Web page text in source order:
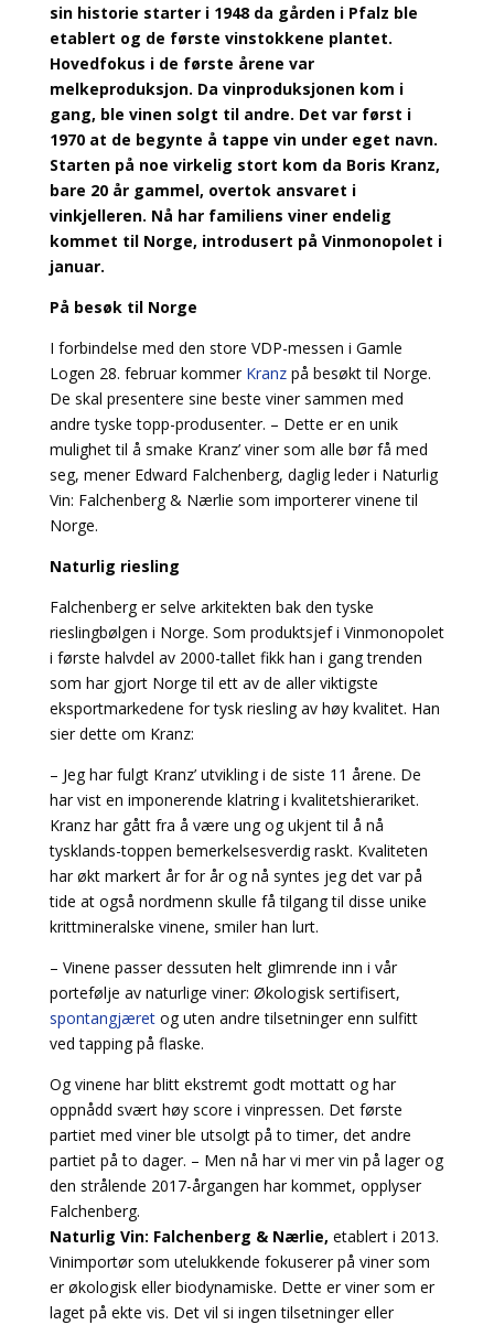
sin historie starter i 1948 da gården i Pfalz ble
etablert og de første vinstokkene plantet.
Hovedfokus i de første årene var
melkeproduksjon. Da vinproduksjonen kom i
gang, ble vinen solgt til andre. Det var først i
1970 at de begynte å tappe vin under eget navn.
Starten på noe virkelig stort kom da Boris Kranz,
bare 20 år gammel, overtok ansvaret i
vinkjelleren. Nå har familiens viner endelig
kommet til Norge, introdusert på Vinmonopolet i
januar.
På besøk til Norge
I forbindelse med den store VDP-messen i Gamle
Logen 28. februar kommer Kranzpå besøkt til Norge.
De skal presentere sine beste viner sammen med
andre tyske topp-produsenter. – Dette er en unik
mulighet til å smake Kranz’ viner som alle bør få med
seg, mener Edward Falchenberg, daglig leder i Naturlig
Vin: Falchenberg & Nærlie som importerer vinene til
Norge.
Naturlig riesling
Falchenberg er selve arkitekten bak den tyske
rieslingbølgen i Norge. Som produktsjef i Vinmonopolet
i første halvdel av 2000-tallet fikk han i gang trenden
som har gjort Norge til ett av de aller viktigste
eksportmarkedene for tysk riesling av høy kvalitet. Han
sier dette om Kranz:
– Jeg har fulgt Kranz’ utvikling i de siste 11 årene. De
har vist en imponerende klatring i kvalitetshierariket.
Kranz har gått fra å være ung og ukjent til å nå
tysklands-toppen bemerkelsesverdig raskt. Kvaliteten
har økt markert år for år og nå syntes jeg det var på
tide at også nordmenn skulle få tilgang til disse unike
krittmineralske vinene, smiler han lurt.
– Vinene passer dessuten helt glimrende inn i vår
portefølje av naturlige viner: Økologisk sertifisert,
spontangjæretog uten andre tilsetninger enn sulfitt
ved tapping på flaske.
Og vinene har blitt ekstremt godt mottatt og har
oppnådd svært høy score i vinpressen. Det første
partiet med viner ble utsolgt på to timer, det andre
partiet på to dager. – Men nå har vi mer vin på lager og
den strålende 2017-årgangen har kommet, opplyser
Falchenberg.
Naturlig Vin: Falchenberg & Nærlie, etablert i 2013.
Vinimportør som utelukkende fokuserer på viner som
er økologisk eller biodynamiske. Dette er viner som er
laget på ekte vis. Det vil si ingen tilsetninger eller